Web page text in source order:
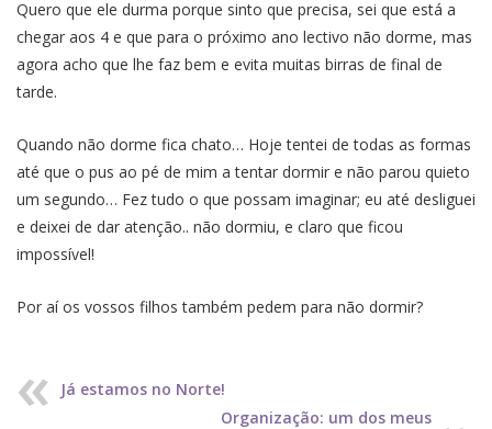
Quero que ele durma porque sinto que precisa, sei que está a
chegar aos 4 e que para o próximo ano lectivo não dorme, mas
agora acho que lhe faz bem e evita muitas birras de final de
tarde.
Quando não dorme fica chato… Hoje tentei de todas as formas
até que o pus ao pé de mim a tentar dormir e não parou quieto
um segundo… Fez tudo o que possam imaginar; eu até desliguei
e deixei de dar atenção.. não dormiu, e claro que ficou
impossível!
Por aí os vossos filhos também pedem para não dormir?
Já estamos no Norte!
Organização: um dos meus